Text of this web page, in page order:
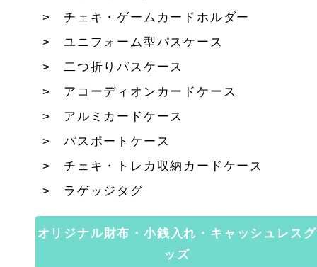
チェキ・ゲームカードホルダー
ユニフォーム型パスケース
二つ折りパスケース
アコーディオンカードケース
アルミカードケース
パスポートケース
チェキ・トレカ収納カードケース
ラゲッジタグ
オリジナル財布・小銭入れ・キャッシュレスグ
ッズ